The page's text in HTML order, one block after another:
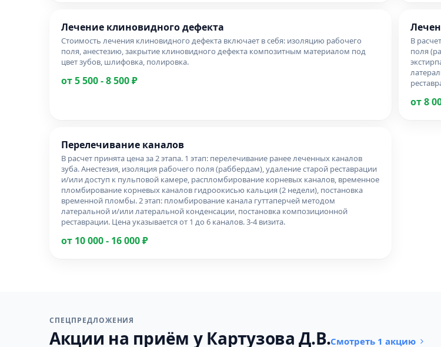
Лечение клиновидного дефекта
Стоимость лечения клиновидного дефекта включает в себя: изоляцию рабочего
поля, анестезию, закрытие клиновидного дефекта композитным материалом под
цвет зубов, шлифовка, полировка.
от 5 500 - 8 500 ₽
В
поля
от 8
Перелечивание каналов
В расчет принята цена за 2 этапа. 1 этап: перелечивание ранее леченных каналов
зуба. Анестезия, изоляция рабочего поля (раббердам), удаление старой реставрации
и/или доступ к пульповой камере, распломбирование корневых каналов, временное
пломбирование корневых каналов гидроокисью кальция (2 недели), постановка
временной пломбы. 2 этап: пломбирование канала гуттаперчей методом
латеральной и/или латеральной конденсации, постановка композиционной
реставрации. Цена указывается от 1 до 6 каналов. 3-4 визита.
от 10 000 - 16 000 ₽
СПЕЦПРЕДЛОЖЕНИЯ
Акции на приём у Картузова Д.В.Смотреть 1 акцию